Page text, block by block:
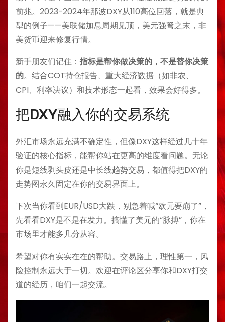
前兆。2023-2024年那波DXY从110高位回落，就是典
型的例子——美联储加息周期见顶，美元强弩之末，非
美货币迎来修复行情。
新手朋友们记住： 指标是帮你做决策的，不是替你决策
的。结合COT持仓报告、重大经济数据（如非农、
CPI、利率决议）和技术形态一起看，效果会好得多。
把DXY融入你的交易系统
外汇市场永远充满不确定性，但像DXY这样经过几十年
验证的核心指标，能帮你站在更高的维度看问题。无论
你是短线剥头皮还是中长线趋势交易，都值得把DXY的
走势图永久固定在你的交易界面上。
下次当你看到EUR/USD大跌，别急着喊“欧元要崩了”，
先看看DXY是不是在发力。搞懂了美元的“脉搏”，你在
市场里才能多几分从容。
希望对你有实实在在的帮助。交易路上，理性第一，风
险控制永远大于一切。欢迎在评论区分享你和DXY打交
道的经历，咱们一起交流。